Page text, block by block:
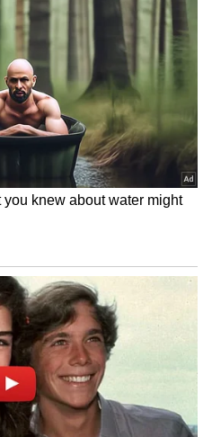
தமிழ் சினிமாத்
மீண்டும்
ஒரு விஷயத்தை
என்று
அது,
ரிலீஸ் நாளன்று
பெரிய
படங்களுக்கு
தொடங்கும்